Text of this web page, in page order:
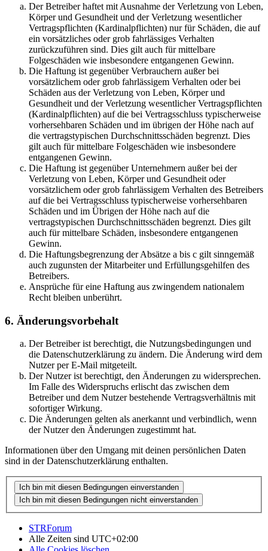
Der Betreiber haftet mit Ausnahme der Verletzung von Leben,
Körper und Gesundheit und der Verletzung wesentlicher
Vertragspflichten (Kardinalpflichten) nur für Schäden, die auf
ein vorsätzliches oder grob fahrlässiges Verhalten
zurückzuführen sind. Dies gilt auch für mittelbare
Folgeschäden wie insbesondere entgangenen Gewinn.
Die Haftung ist gegenüber Verbrauchern außer bei
vorsätzlichem oder grob fahrlässigem Verhalten oder bei
Schäden aus der Verletzung von Leben, Körper und
Gesundheit und der Verletzung wesentlicher Vertragspflichten
(Kardinalpflichten) auf die bei Vertragsschluss typischerweise
vorhersehbaren Schäden und im übrigen der Höhe nach auf
die vertragstypischen Durchschnittsschäden begrenzt. Dies
gilt auch für mittelbare Folgeschäden wie insbesondere
entgangenen Gewinn.
Die Haftung ist gegenüber Unternehmern außer bei der
Verletzung von Leben, Körper und Gesundheit oder
vorsätzlichem oder grob fahrlässigem Verhalten des Betreibers
auf die bei Vertragsschluss typischerweise vorhersehbaren
Schäden und im Übrigen der Höhe nach auf die
vertragstypischen Durchschnittsschäden begrenzt. Dies gilt
auch für mittelbare Schäden, insbesondere entgangenen
Gewinn.
Die Haftungsbegrenzung der Absätze a bis c gilt sinngemäß
auch zugunsten der Mitarbeiter und Erfüllungsgehilfen des
Betreibers.
Ansprüche für eine Haftung aus zwingendem nationalem
Recht bleiben unberührt.
6. Änderungsvorbehalt
Der Betreiber ist berechtigt, die Nutzungsbedingungen und
die Datenschutzerklärung zu ändern. Die Änderung wird dem
Nutzer per E-Mail mitgeteilt.
Der Nutzer ist berechtigt, den Änderungen zu widersprechen.
Im Falle des Widerspruchs erlischt das zwischen dem
Betreiber und dem Nutzer bestehende Vertragsverhältnis mit
sofortiger Wirkung.
Die Änderungen gelten als anerkannt und verbindlich, wenn
der Nutzer den Änderungen zugestimmt hat.
Informationen über den Umgang mit deinen persönlichen Daten
sind in der Datenschutzerklärung enthalten.
STRForum
Alle Zeiten sind UTC+02:00